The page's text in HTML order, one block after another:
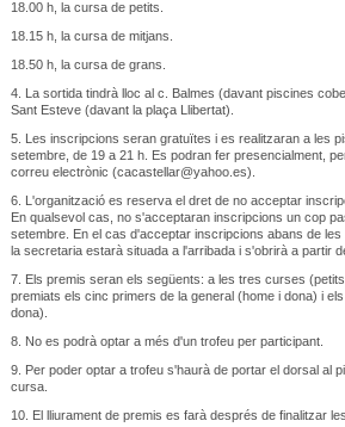
18.00 h, la cursa de petits.
18.15 h, la cursa de mitjans.
18.50 h, la cursa de grans.
4. La sortida tindrà lloc al c. Balmes (davant piscines
Sant Esteve (davant la plaça Llibertat).
5. Les inscripcions seran gratuïtes i es realitzaran a les
setembre, de 19 a 21 h. Es podran fer presencialment,
correu electrònic (cacastellar@yahoo.es).
6. L'organització es reserva el dret de no acceptar
En qualsevol cas, no s'acceptaran inscripcions un cop
setembre. En el cas d'acceptar inscripcions abans de les
la secretaria estarà situada a l'arribada i s'obrirà a partir
7. Els premis seran els següents: a les tres curses
premiats els cinc primers de la general (home i dona) i
dona).
8. No es podrà optar a més d'un trofeu per participant.
9. Per poder optar a trofeu s'haurà de portar el dorsal al
cursa.
10. El lliurament de premis es farà després de finalitzar